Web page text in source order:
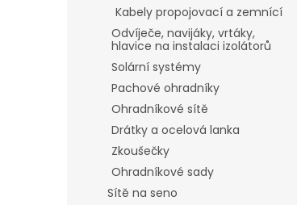
Kabely propojovací a zemnící
Odvíječe, navijáky, vrtáky,
hlavice na instalaci izolátorů
Solární systémy
Pachové ohradníky
Ohradníkové sítě
Drátky a ocelová lanka
Zkoušečky
Ohradníkové sady
Sítě na seno